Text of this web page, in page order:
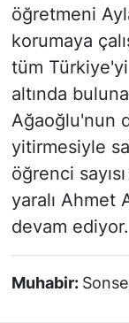
öğretmeni
korumaya
tüm
altında
Ağaoğlu'nun
yitirmesiyle
öğrenci
yaralı Ahmet
devam ediyor.
Muhabir: